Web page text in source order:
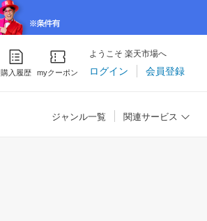
購入履歴 myクーポン
ようこそ 楽天市場へ
ログイン 会員登録
ジャンル一覧 関連サービス